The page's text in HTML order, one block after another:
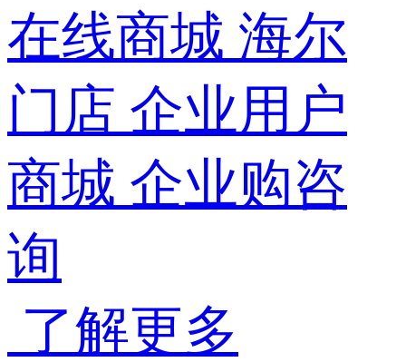
在线商城 海尔
门店 企业用户
商城 企业购咨
询
了解更多